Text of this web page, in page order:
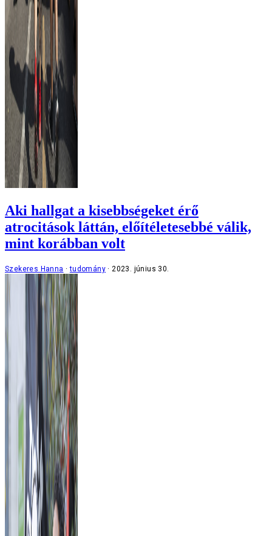
Aki hallgat a kisebbségeket érő
atrocitások láttán, előítéletesebbé válik,
mint korábban volt
Szekeres Hanna tudomány 2023. június 30.